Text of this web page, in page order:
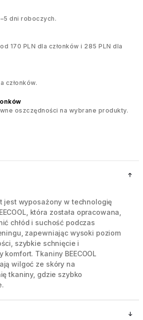
dni roboczych.
170 PLN dla członków i 285 PLN dla
członków.
oszczędności na wybrane produkty.
jest wyposażony w technologię
która została opracowana,
chłód i suchość podczas
zapewniając wysoki poziom
szybkie schnięcie i
komfort. Tkaniny BEECOOL
wilgoć ze skóry na
tkaniny, gdzie szybko